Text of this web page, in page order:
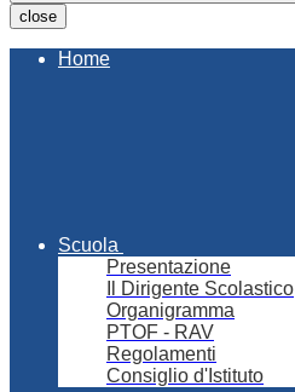
close
Home
Scuola
Presentazione
Il Dirigente Scolastico
Organigramma
PTOF - RAV
Regolamenti
Consiglio d'Istituto